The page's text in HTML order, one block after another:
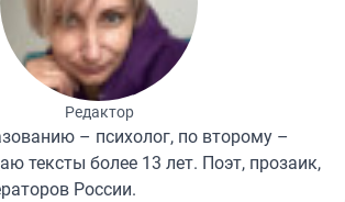
Редактор
– психолог, по второму –
тексты более 13 лет. Поэт, прозаик,
России.